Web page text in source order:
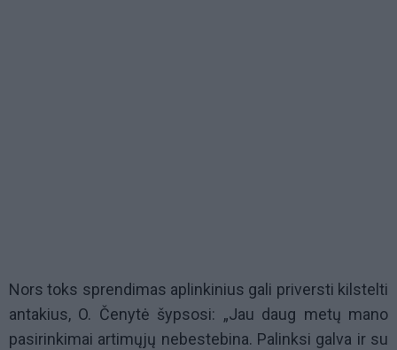
Nors toks sprendimas aplinkinius gali priversti kilstelti
antakius, O. Čenytė šypsosi: „Jau daug metų mano
pasirinkimai artimųjų nebestebina. Palinksi galva ir su